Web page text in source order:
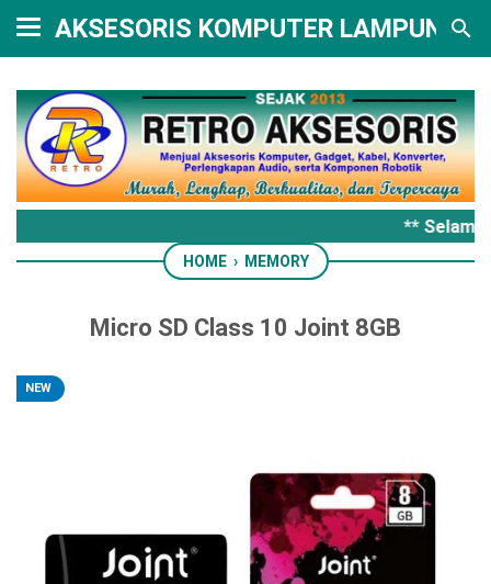
AKSESORIS KOMPUTER LAMPUNG
**
HOME › MEMORY
Micro SD Class 10 Joint 8GB
NEW